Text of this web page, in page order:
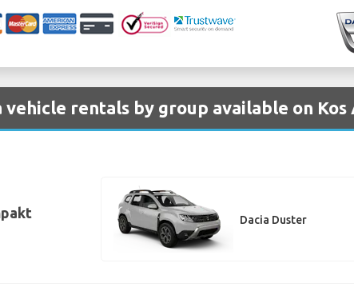
vehicle rentals by group available on
Dacia Duster